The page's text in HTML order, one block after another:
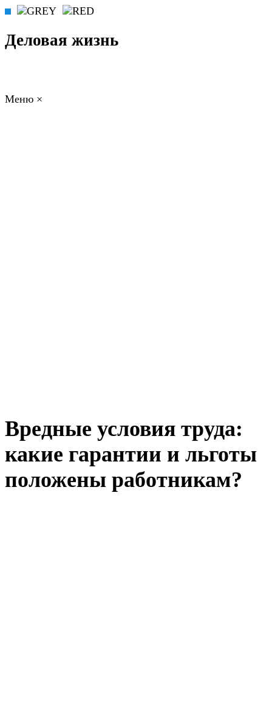
Деловая жизнь
Меню ×
Вредные условия труда:
какие гарантии и льготы
положены работникам?